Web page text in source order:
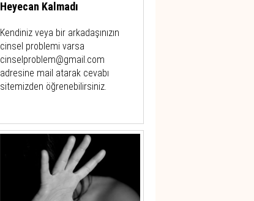
Heyecan Kalmadı
Kendiniz veya bir arkadaşınızın
cinsel problemi varsa
cinselproblem@gmail.com
adresine mail atarak cevabı
sitemizden öğrenebilirsiniz.